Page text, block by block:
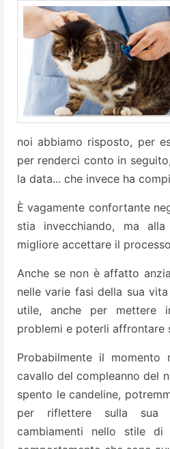
noi abbiamo risposto, per
per renderci conto in
la data... che invece ha
È vagamente confortante
stia invecchiando, ma
migliore accettare il
Anche se non è affatto
nelle varie fasi della sua
utile, anche per mettere
problemi e poterli affrontare
Probabilmente il
cavallo del compleanno del
spento le candeline,
per riflettere sulla
cambiamenti nello stile